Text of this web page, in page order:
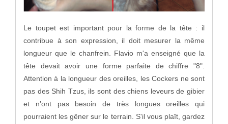
Le toupet est important pour la forme de la tête : il
contribue à son expression, il doit mesurer la même
longueur que le chanfrein. Flavio m'a enseigné que la
tête devait avoir une forme parfaite de chiffre "8".
Attention à la longueur des oreilles, les Cockers ne sont
pas des Shih Tzus, ils sont des chiens leveurs de gibier
et n’ont pas besoin de très longues oreilles qui
pourraient les gêner sur le terrain. S'il vous plaît, gardez